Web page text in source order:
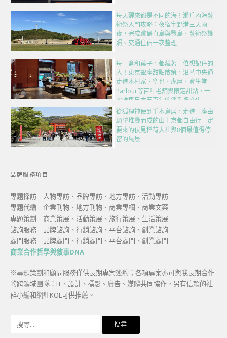
每天醒來都是不同的海！瀨戶內海藝
術祭入門攻略：夜宿宇野港三天兩
夜，完成跳島直島與豐島、藝術祭護
照、交通住宿一次整理
每一盒和菓子，都藏著一位想記住的
人！東京銀座甜點散策，沿著中央通
走進木村家、空也、虎屋、資生堂
Parlour等百年老舖與限定甜點，一
次匯集日本五百年的伴手禮文化
從狐狸神使到千本鳥居，走進一座由
願望堆疊而成的山｜京都自由行一定
要來的伏見稻荷大社與8個最值得停
留的風景
品牌服務項目
專題採訪｜人物專訪、品牌專訪、地方專訪、活動專訪
專題代編｜企業刊物、地方刊物、商業專欄、商業文案
專題策劃｜商業策展、活動策展、旅行策展、生活策展
諮詢服務｜品牌諮詢、行銷諮詢、平台諮詢、創業諮詢
顧問服務｜品牌顧問、行銷顧問、平台顧問、創業顧問
商業合作哲學與敘事DNA
※專題策劃和顧問服務僅供長期專案簽約；各項專案亦可與我長期合作
的跨領域團隊：IT、設計、攝影、廣告、媒體共同協作，另有信賴的社
群小編和網紅KOL可供推薦。